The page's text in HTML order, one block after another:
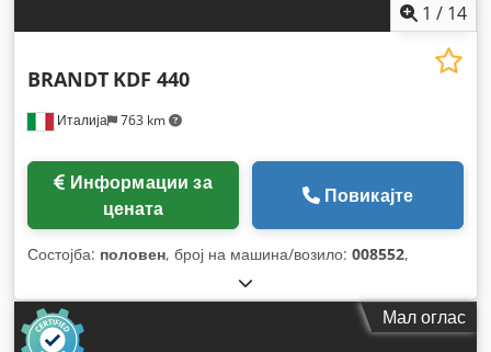
1 / 14
Италија 763 km
BRANDT KDF 440
цената
Повикајте
Состојба: половен, број на машина/возило: 008552,
Мал оглас